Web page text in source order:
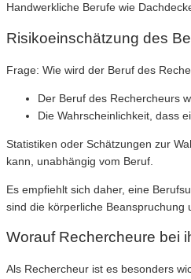
Handwerkliche Berufe wie
Risikoeinschätzung des
Frage: Wie wird der Beruf des
Der Beruf des Rechercheurs
Die Wahrscheinlichkeit, dass
Statistiken oder Schätzungen zur
kann, unabhängig vom Beruf.
Es empfiehlt sich daher, eine
sind die körperliche Beanspruchung
Worauf Rechercheure bei
Als Rechercheur ist es besonders